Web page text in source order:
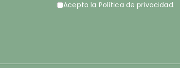
Acepto la Política de privacidad.